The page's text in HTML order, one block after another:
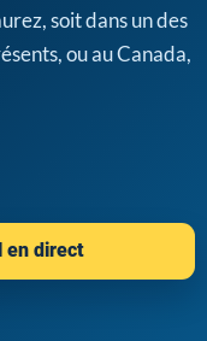
soit dans un des
ou au Canada,
en direct